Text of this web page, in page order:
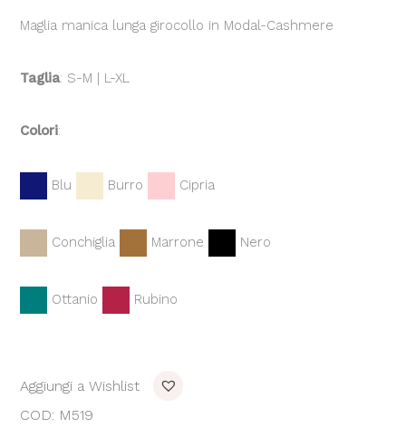
Maglia manica lunga girocollo in Modal-Cashmere
Taglia: S-M | L-XL
Colori:
Blu Burro Cipria
Conchiglia Marrone Nero
Ottanio Rubino
Aggiungi a Wishlist
COD: M519